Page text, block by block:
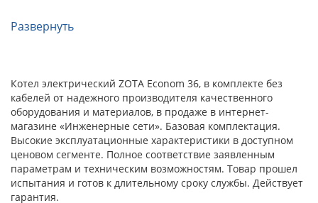
Развернуть
Котел электрический ZOTA Econom 36, в комплекте без
кабелей от надежного производителя качественного
оборудования и материалов, в продаже в интернет-
магазине «Инженерные сети». Базовая комплектация.
Высокие эксплуатационные характеристики в доступном
ценовом сегменте. Полное соответствие заявленным
параметрам и техническим возможностям. Товар прошел
испытания и готов к длительному сроку службы. Действует
гарантия.